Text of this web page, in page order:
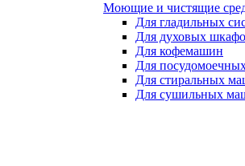
Моющие и чистящие
Для гладильных
Для духовых
Для кофемашин
Для
Для стиральных
Для сушильных